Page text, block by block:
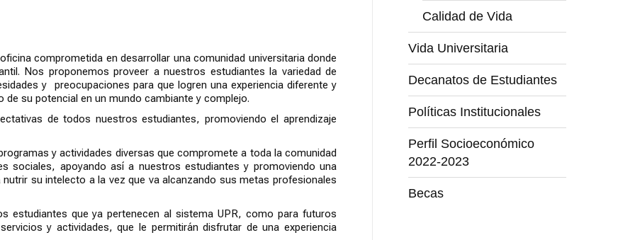
comprometida en desarrollar una comunidad universitaria donde
Nos proponemos proveer a nuestros estudiantes la variedad de
y preocupaciones para que logren una experiencia diferente y
su potencial en un mundo cambiante y complejo.
de todos nuestros estudiantes, promoviendo el aprendizaje
y actividades diversas que compromete a toda la comunidad
sociales, apoyando así a nuestros estudiantes y promoviendo una
su intelecto a la vez que va alcanzando sus metas profesionales
estudiantes que ya pertenecen al sistema UPR, como para futuros
y actividades, que le permitirán disfrutar de una experiencia
Calidad de Vida
Vida Universitaria
Decanatos de Estudiantes
Políticas Institucionales
Perfil Socioeconómico
2022-2023
Becas